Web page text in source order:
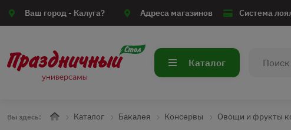
Ваш город - Калуга? Адреса магазинов Система
Каталог
Вы здесь: Каталог Бакалея Консервы Овощи и фрукты